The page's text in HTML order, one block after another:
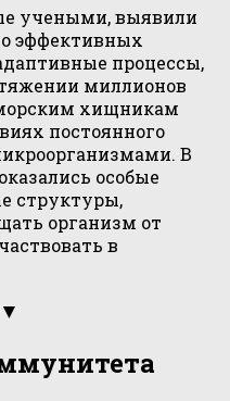
учеными, выявили
эффективных
процессы,
миллионов
хищникам
постоянного
В
особые
структуры,
организм от
в